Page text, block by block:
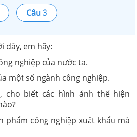
Câu 3
đây, em hãy:
nghiệp của nước ta.
một số ngành công nghiệp.
cho biết các hình ảnh thể hiện
phẩm công nghiệp xuất khẩu mà